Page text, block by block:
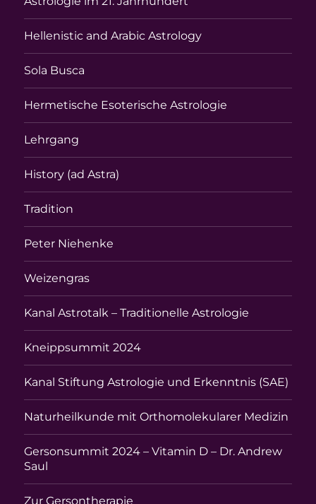
Hellenistic and Arabic Astrology
Sola Busca
Hermetische Esoterische Astrologie
Lehrgang
History (ad Astra)
Tradition
Peter Niehenke
Weizengras
Kanal Astrotalk – Traditionelle Astrologie
Kneippsummit 2024
Kanal Stiftung Astrologie und Erkenntnis (SAE)
Naturheilkunde mit Orthomolekularer Medizin
Gersonsummit 2024 – Vitamin D – Dr. Andrew
Saul
Zur Gersontherapie